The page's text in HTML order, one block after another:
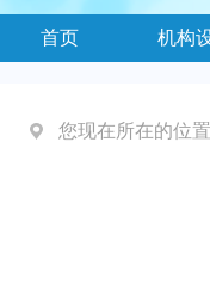
首页 机构
您现在所在的位